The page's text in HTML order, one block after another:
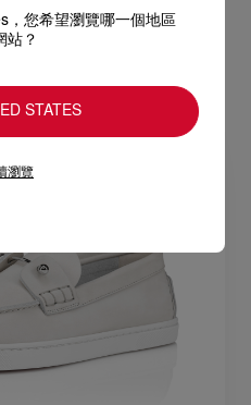
，您希望瀏覽哪一個地區
站？
STATES
瀏覽